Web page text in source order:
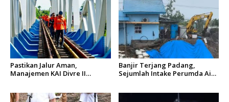
Pastikan Jalur Aman,
Manajemen KAI Divre II
Banjir Terjang Padang,
Sejumlah Intake Perumda Air